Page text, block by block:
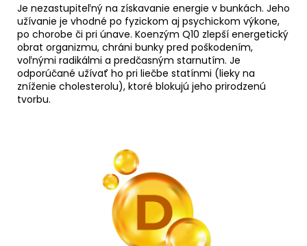
Je nezastupiteľný na získavanie energie v bunkách. Jeho
užívanie je vhodné po fyzickom aj psychickom výkone,
po chorobe či pri únave. Koenzým Q10 zlepší energetický
obrat organizmu, chráni bunky pred poškodením,
voľnými radikálmi a predčasným starnutím. Je
odporúčané užívať ho pri liečbe statínmi (lieky na
zníženie cholesterolu), ktoré blokujú jeho prirodzenú
tvorbu.